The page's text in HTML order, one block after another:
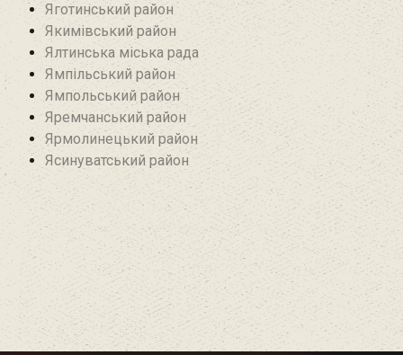
Яготинський район
Якимівський район
Ялтинська міська рада
Ямпільський район
Ямпольський район
Яремчанський район
Ярмолинецький район
Ясинуватський район